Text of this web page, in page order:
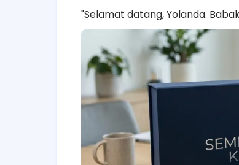
​"Selamat datang, Yolanda.